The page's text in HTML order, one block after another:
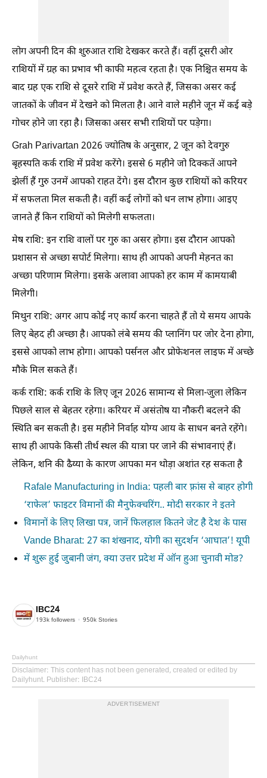
लोग अपनी दिन की शुरुआत राशि देखकर करते हैं। वहीं दूसरी ओर
राशियों में ग्रह का प्रभाव भी काफी महत्व रहता है। एक निश्चित समय के
बाद ग्रह एक राशि से दूसरे राशि में प्रवेश करते हैं, जिसका असर कई
जातकों के जीवन में देखने को मिलता है। आने वाले महीने जून में कई बड़े
गोचर होने जा रहा है। जिसका असर सभी राशियों पर पड़ेगा।
Grah Parivartan 2026 ज्योतिष के अनुसार, 2 जून को देवगुरु
बृहस्पति कर्क राशि में प्रवेश करेंगे। इससे 6 महीने जो दिक्कतें आपने
झेलीं हैं गुरु उनमें आपको राहत देंगे। इस दौरान कुछ राशियों को करियर
में सफलता मिल सकती है। वहीं कई लोगों को धन लाभ होगा। आइए
जानते हैं किन राशियों को मिलेगी सफलता।
मेष राशि: इन राशि वालों पर गुरु का असर होगा। इस दौरान आपको
प्रशासन से अच्छा सपोर्ट मिलेगा। साथ ही आपको अपनी मेहनत का
अच्छा परिणाम मिलेगा। इसके अलावा आपको हर काम में कामयाबी
मिलेगी।
मिथुन राशि: अगर आप कोई नए कार्य करना चाहते हैं तो ये समय आपके
लिए बेहद ही अच्छा है। आपको लंबे समय की प्लानिंग पर जोर देना होगा,
इससे आपको लाभ होगा। आपको पर्सनल और प्रोफेशनल लाइफ में अच्छे
मौके मिल सकते हैं।
कर्क राशि: कर्क राशि के लिए जून 2026 सामान्य से मिला-जुला लेकिन
पिछले साल से बेहतर रहेगा। करियर में असंतोष या नौकरी बदलने की
स्थिति बन सकती है। इस महीने निर्वाह योग्य आय के साधन बनते रहेंगे।
साथ ही आपके किसी तीर्थ स्थल की यात्रा पर जाने की संभावनाएं हैं।
लेकिन, शनि की ढैय्या के कारण आपका मन थोड़ा अशांत रह सकता है
Rafale Manufacturing in India: पहली बार फ़्रांस से बाहर होगी
‘राफेल’ फाइटर विमानों की मैनुफेक्चरिंग.. मोदी सरकार ने इतने
विमानों के लिए लिखा पत्र, जानें फिलहाल कितने जेट है देश के पास
Vande Bharat: 27 का शंखनाद, योगी का सुदर्शन ‘आघात’! यूपी
में शुरू हुई जुबानी जंग, क्या उत्तर प्रदेश में ऑन हुआ चुनावी मोड?
IBC24
193k followers 950k Stories
Dailyhunt
Disclaimer: This content has not been generated, created or edited by
Dailyhunt. Publisher: IBC24
ADVERTISEMENT